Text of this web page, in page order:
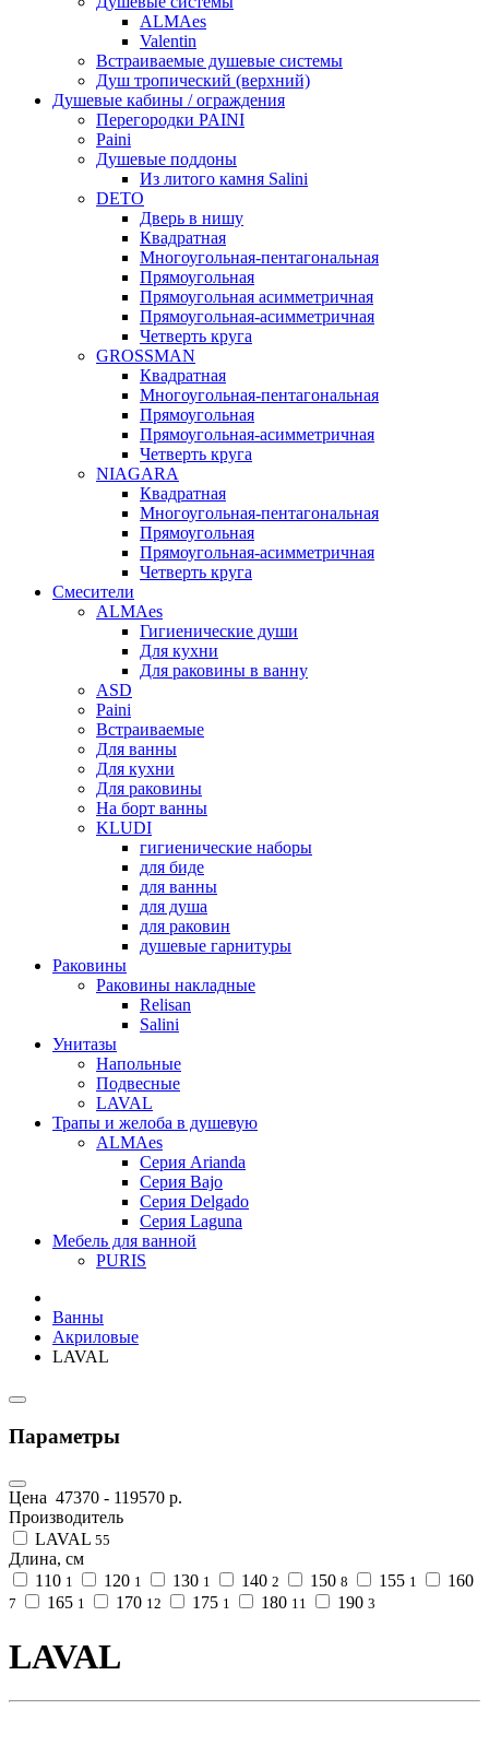
ALMAes
Valentin
Встраиваемые душевые системы
Душ тропический (верхний)
Душевые кабины / ограждения
Перегородки PAINI
Paini
Душевые поддоны
Из литого камня Salini
DETO
Дверь в нишу
Квадратная
Многоугольная-пентагональная
Прямоугольная
Прямоугольная асимметричная
Прямоугольная-асимметричная
Четверть круга
GROSSMAN
Квадратная
Многоугольная-пентагональная
Прямоугольная
Прямоугольная-асимметричная
Четверть круга
NIAGARA
Квадратная
Многоугольная-пентагональная
Прямоугольная
Прямоугольная-асимметричная
Четверть круга
Смесители
ALMAes
Гигиенические души
Для кухни
Для раковины в ванну
ASD
Paini
Встраиваемые
Для ванны
Для кухни
Для раковины
На борт ванны
KLUDI
гигиенические наборы
для биде
для ванны
для душа
для раковин
душевые гарнитуры
Раковины
Раковины накладные
Relisan
Salini
Унитазы
Напольные
Подвесные
LAVAL
Трапы и желоба в душевую
ALMAes
Серия Arianda
Серия Bajo
Серия Delgado
Серия Laguna
Мебель для ванной
PURIS
Ванны
Акриловые
LAVAL
Параметры
Цена 47370 - 119570 р.
Производитель
LAVAL 55
Длина, см
110 1 120 1 130 1 140 2 150 8 155 1 160
7 165 1 170 12 175 1 180 11 190 3
LAVAL